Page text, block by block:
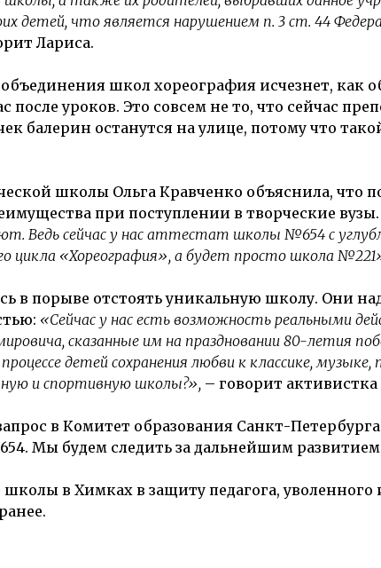
детей, что является нарушением п. 3 ст. 44
Лариса.
объединения школ хореография исчезнет, как
после уроков. Это совсем не то, что сейчас
балерин останутся на улице, потому что
школы Ольга Кравченко объяснила, что
при поступлении в творческие
Ведь сейчас у нас аттестат школы №654 с
цикла «Хореография», а будет просто школа
в порыве отстоять уникальную школу. Они
«Сейчас у нас есть возможность реальными
сказанные им на праздновании 80-летия
детей сохранения любви к классике,
и спортивную школы?», – говорит
в Комитет образования Санкт-
Мы будем следить за дальнейшим
школы в Химках в защиту педагога,
ранее.